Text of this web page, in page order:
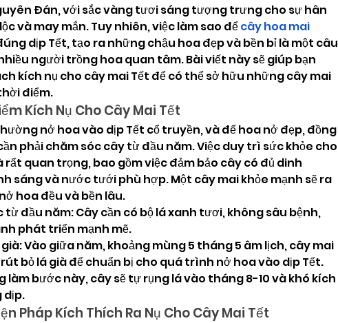
Đán, với sắc vàng tươi sáng tượng trưng cho sự hân
và may mắn. Tuy nhiên, việc làm sao để cây hoa mai
dịp Tết, tạo ra những chậu hoa đẹp và bền bỉ là một câu
người trồng hoa quan tâm. Bài viết này sẽ giúp bạn
kích nụ cho cây mai Tết để có thể sở hữu những cây mai
điểm.
Kích Nụ Cho Cây Mai Tết
nở hoa vào dịp Tết cổ truyền, và để hoa nở đẹp, đồng
phải chăm sóc cây từ đầu năm. Việc duy trì sức khỏe cho
rất quan trọng, bao gồm việc đảm bảo cây có đủ dinh
sáng và nước tưới phù hợp. Một cây mai khỏe mạnh sẽ ra
hoa đều và bền lâu.
từ đầu năm: Cây cần có bộ lá xanh tươi, không sâu bệnh,
phát triển mạnh mẽ.
Vào giữa năm, khoảng mùng 5 tháng 5 âm lịch, cây mai
bỏ lá già để chuẩn bị cho quá trình nở hoa vào dịp Tết.
làm bước này, cây sẽ tự rụng lá vào tháng 8-10 và khó kích
dịp.
Pháp Kích Thích Ra Nụ Cho Cây Mai Tết